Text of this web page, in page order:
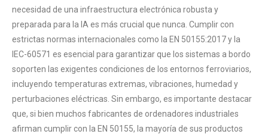
necesidad de una infraestructura electrónica robusta y
preparada para la IA es más crucial que nunca. Cumplir con
estrictas normas internacionales como la EN 50155:2017 y la
IEC-60571 es esencial para garantizar que los sistemas a bordo
soporten las exigentes condiciones de los entornos ferroviarios,
incluyendo temperaturas extremas, vibraciones, humedad y
perturbaciones eléctricas. Sin embargo, es importante destacar
que, si bien muchos fabricantes de ordenadores industriales
afirman cumplir con la EN 50155, la mayoría de sus productos